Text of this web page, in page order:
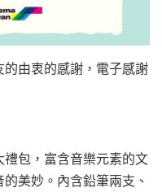
由衷的感謝，電子感謝
包，富含音樂元素的文
美妙。內含鉛筆兩支、